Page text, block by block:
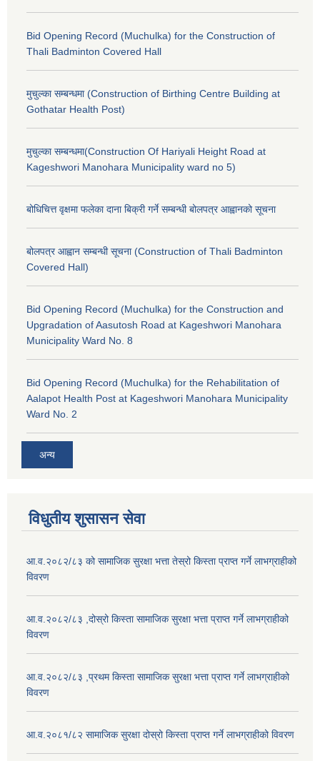
Bid Opening Record (Muchulka) for the Construction of
Thali Badminton Covered Hall
मुचुल्का सम्बन्धमा (Construction of Birthing Centre Building at
Gothatar Health Post)
मुचुल्का सम्बन्धमा(Construction Of Hariyali Height Road at
Kageshwori Manohara Municipality ward no 5)
बोधिचित्त वृक्षमा फलेका दाना बिक्री गर्ने सम्बन्धी बोलपत्र आह्वानको सूचना
बोलपत्र आह्वान सम्बन्धी सूचना (Construction of Thali Badminton
Covered Hall)
Bid Opening Record (Muchulka) for the Construction and
Upgradation of Aasutosh Road at Kageshwori Manohara
Municipality Ward No. 8
Bid Opening Record (Muchulka) for the Rehabilitation of
Aalapot Health Post at Kageshwori Manohara Municipality
Ward No. 2
अन्य
विधुतीय शुसासन सेवा
आ.व.२०८२/८३ को सामाजिक सुरक्षा भत्ता तेस्रो किस्ता प्राप्त गर्ने लाभग्राहीको
विवरण
आ.व.२०८२/८३ ,दोस्रो किस्ता सामाजिक सुरक्षा भत्ता प्राप्त गर्ने लाभग्राहीको
विवरण
आ.व.२०८२/८३ ,प्रथम किस्ता सामाजिक सुरक्षा भत्ता प्राप्त गर्ने लाभग्राहीको
विवरण
आ.व.२०८१/८२ सामाजिक सुरक्षा दोस्रो किस्ता प्राप्त गर्ने लाभग्राहीको विवरण